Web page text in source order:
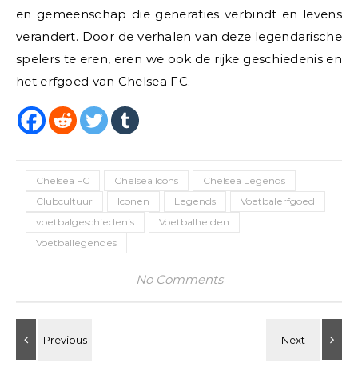
en gemeenschap die generaties verbindt en levens
verandert. Door de verhalen van deze legendarische
spelers te eren, eren we ook de rijke geschiedenis en
het erfgoed van Chelsea FC.
Chelsea FC Chelsea Icons
Chelsea Legends
Clubcultuur
Iconen Legends
Voetbalerfgoed
voetbalgeschiedenis
Voetbalhelden
Voetballegendes
No Comments